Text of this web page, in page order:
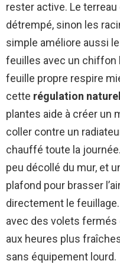
rester active. Le
détrempé, sinon les
simple améliore aussi
feuilles avec un chiffon
feuille propre respire
cette régulation
plantes aide à créer un
coller contre un
chauffé toute la
peu décollé du mur, et
plafond pour brasser
directement le
avec des volets fermés
aux heures plus
sans équipement lourd.